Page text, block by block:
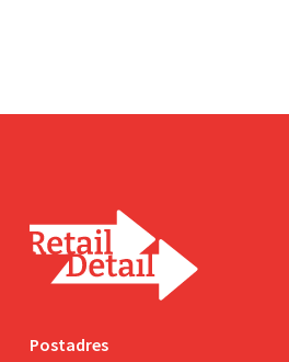
Postadres